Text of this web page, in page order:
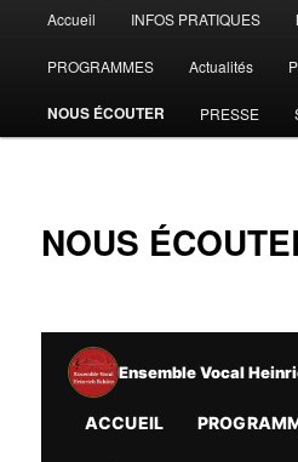
principal
Accueil INFOS PRATIQUES
PROGRAMMES Actualités
NOUS ÉCOUTER PRESSE
NOUS
Ensemble Vocal
ACCUEIL